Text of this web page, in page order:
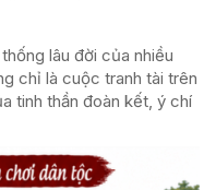
lâu đời của nhiều
chỉ là cuộc tranh tài trên
tinh thần đoàn kết, ý chí